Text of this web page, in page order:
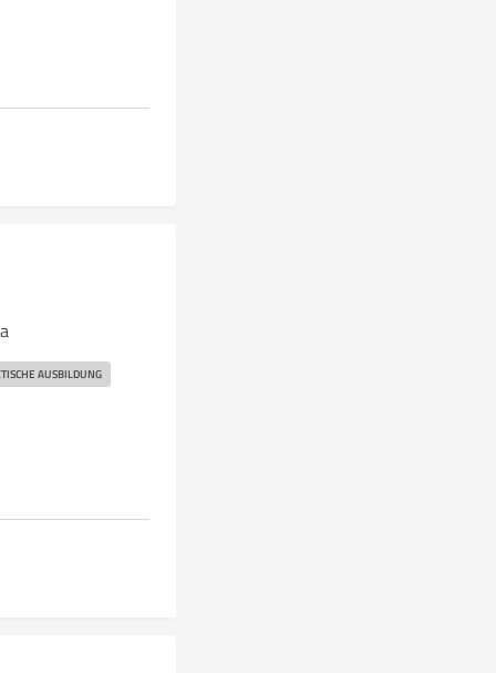
AUSBILDUNG